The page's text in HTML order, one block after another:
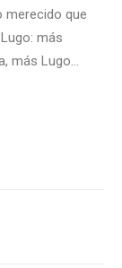
merecido que
más
más Lugo…